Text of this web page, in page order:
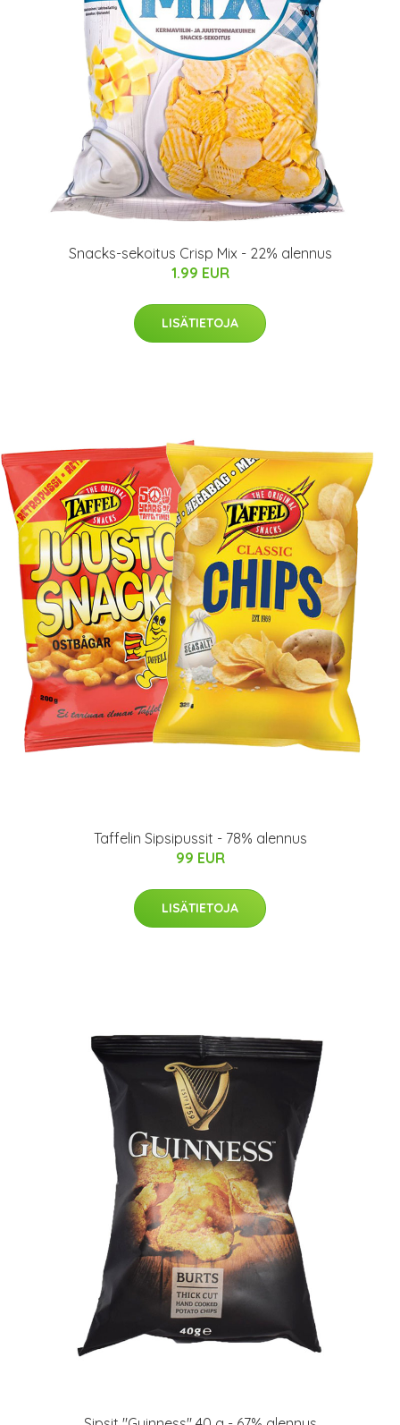
Snacks-sekoitus Crisp Mix - 22% alennus
1.99 EUR
LISÄTIETOJA
Taffelin Sipsipussit - 78% alennus
99 EUR
LISÄTIETOJA